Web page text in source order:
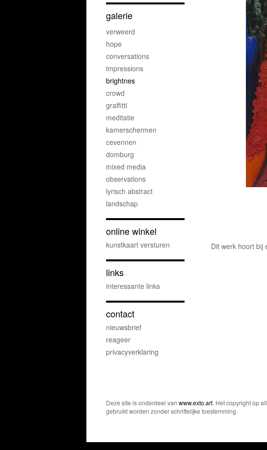
Dit werk hoort bij
galerie
verweerd
hope
conversations
impressions
brightnes
crowd
graffitti
meditatie
kamerschermen
cevennen
domburg
mixed media
observations
lyrisch abstract
landschap
online winkel
kunstkaart versturen
links
interessante links
contact
nieuwsbrief
reageer
privacyverklaring
Deze site is onderdeel van www.exto.art. Het copyright op
gebruikt worden zonder schriftelijke toestemming.